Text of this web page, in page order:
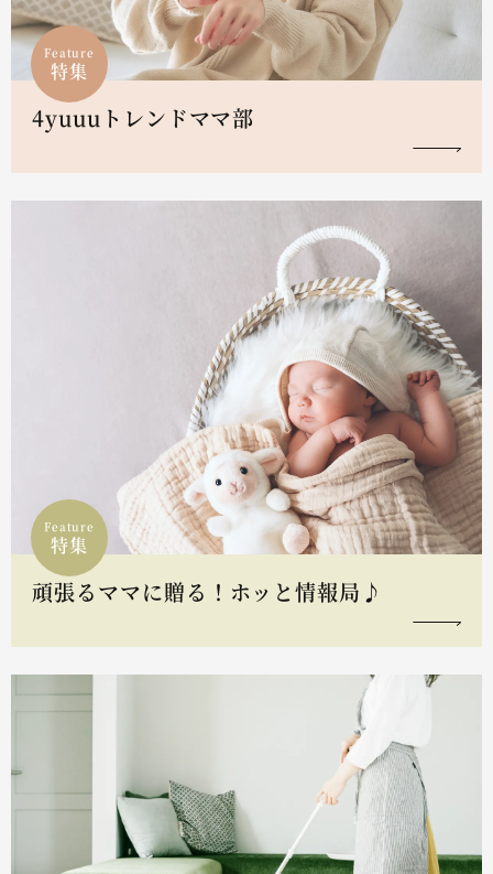
Feature
特集
4yuuuトレンドママ部
Feature
特集
頑張るママに贈る！ホッと情報局♪